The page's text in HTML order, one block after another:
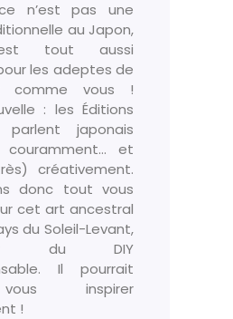
n’est pas une
au Japon,
tout aussi
les adeptes de
comme vous !
: les Éditions
japonais
couramment… et
créativement.
donc tout vous
cet art ancestral
du Soleil-Levant,
du DIY
Il pourrait
inspirer
!